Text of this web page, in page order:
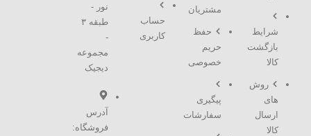
شرایط
بازگشت
کالا
روش
های
ارسال
کالا
مشتریان
حفظ
حریم
خصوصی
پیگیری
سفارشات
حساب
کاربری
نور -
طبقه ۳
-
مجموعه
دیجیک
آدرس
فروشگاه: